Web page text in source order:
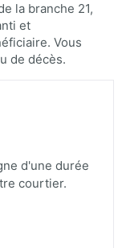
la branche 21,
et
Vous
de décès.
d'une durée
courtier.